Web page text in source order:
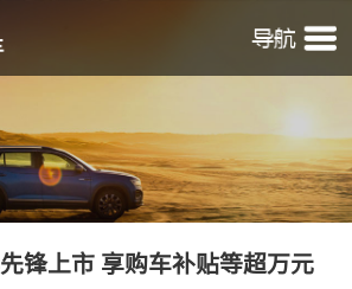
锋上市 享购车补贴等超万元